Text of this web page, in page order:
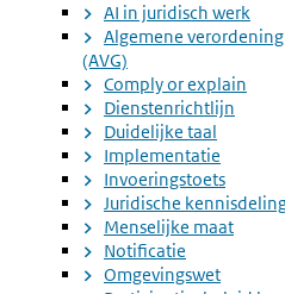
AI in juridisch werk
Algemene
(AVG)
Comply or explain
Dienstenrichtlijn
Duidelijke taal
Implementatie
Invoeringstoets
Juridische
Menselijke maat
Notificatie
Omgevingswet